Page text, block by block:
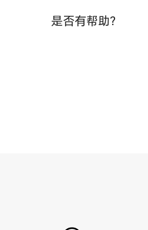
是否有帮助？